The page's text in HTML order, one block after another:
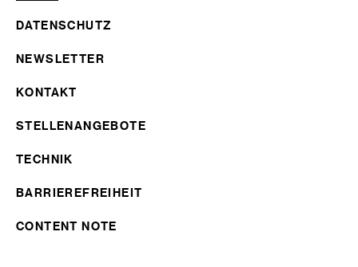
DATENSCHUTZ
NEWSLETTER
KONTAKT
STELLENANGEBOTE
TECHNIK
BARRIEREFREIHEIT
CONTENT NOTE